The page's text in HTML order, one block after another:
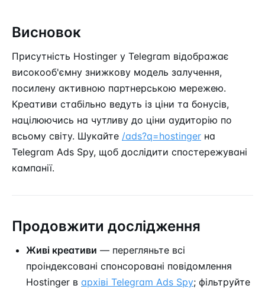
Висновок
Присутність Hostinger у Telegram відображає
високооб'ємну знижкову модель залучення,
посилену активною партнерською мережею.
Креативи стабільно ведуть із ціни та бонусів,
націлюючись на чутливу до ціни аудиторію по
всьому світу. Шукайте /ads?q=hostinger на
Telegram Ads Spy, щоб дослідити спостережувані
кампанії.
Продовжити дослідження
Живі креативи — перегляньте всі
проіндексовані спонсоровані повідомлення
Hostinger в архіві Telegram Ads Spy; фільтруйте